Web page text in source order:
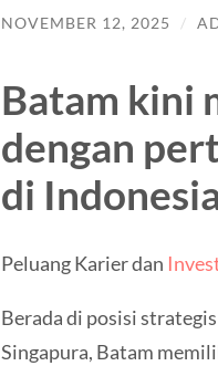
NOVEMBER 12, 2025 /
Batam kini
dengan
di
Peluang Karier dan
Berada di posisi
Singapura, Batam